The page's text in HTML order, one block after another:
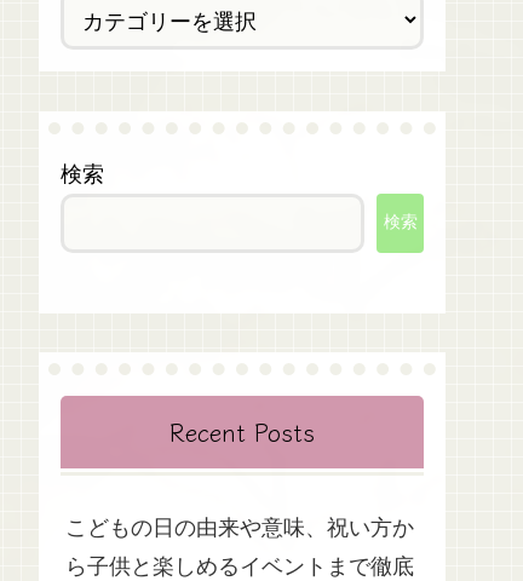
検索
検索
Recent Posts
こどもの日の由来や意味、祝い方か
ら子供と楽しめるイベントまで徹底